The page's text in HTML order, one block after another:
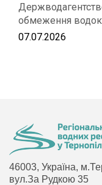
обмеження
07.07.2026
46003, Україна,
вул.За Рудкою 35